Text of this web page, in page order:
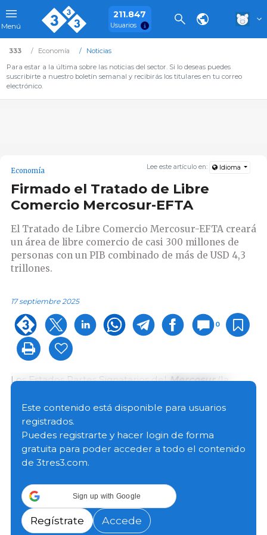
Menú
211.847
Usuarios
333 Economía
Noticias
Para estar a la última sobre las noticias del sector. Si lo deseas puedes
suscribirte a nuestro boletín semanal y recibirás los titulares en tu correo
electrónico.
Lee este artículo en: Idioma
Economía
Firmado el Tratado de Libre
Comercio Mercosur-EFTA
El Tratado de Libre Comercio Mercosur-EFTA creará
un área de libre comercio de casi 300 millones de
personas con un PIB combinado de más de USD 4,3
trillones.
17 septiembre 2025
0
Los Estados Partes Signatarios delMercosur(la
Brasil, la República de Paraguay y la República
Oriental del Uruguay) y los Estados de la
(Islandia, el Principado de Liechtenstein, el Reino de
Noruega y la Confederación Suiza) suscribieron un
Tratado de Libre Comercio el 16 de septiembre de
El Tratado de Libre Comercio Mercosur-EFTA fue
suscrito, por el Mercosur, por el Ministro de
Relaciones Exteriores, Comercio Internacional y
Este contenido está disponible para usuarios
registrados.
Puedes registrarte y hacer login de forma
gratuita para poder acceder a todo el contenido
de 3tres3.com.
Sign up with Google
Regístrate Accede